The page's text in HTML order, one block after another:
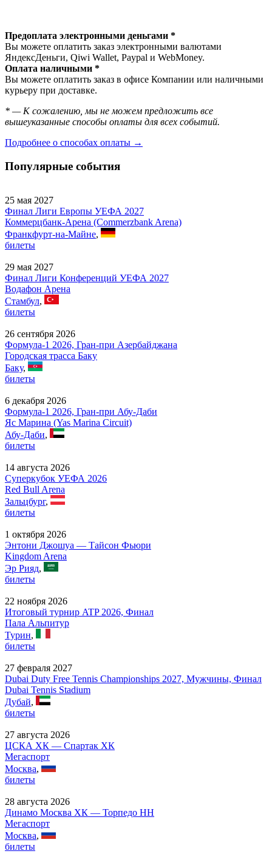
Предоплата электронными деньгами *
Вы можете оплатить заказ электронными валютами
ЯндексДеньги, Qiwi Wallet, Paypal и WebMoney.
Оплата наличными *
Вы можете оплатить заказ в офисе Компании или наличными
курьеру при доставке.
* — К сожалению, мы не можем предложить все
вышеуказанные способы оплаты для всех событий.
Подробнее о способах оплаты →
Популярные события
25 мая 2027
Финал Лиги Европы УЕФА 2027
Коммерцбанк-Арена (Commerzbank Arena)
Франкфурт-на-Майне,
билеты
29 мая 2027
Финал Лиги Конференций УЕФА 2027
Водафон Арена
Стамбул,
билеты
26 сентября 2026
Формула-1 2026, Гран-при Азербайджана
Городская трасса Баку
Баку,
билеты
6 декабря 2026
Формула-1 2026, Гран-при Абу-Даби
Яс Марина (Yas Marina Circuit)
Абу-Даби,
билеты
14 августа 2026
Суперкубок УЕФА 2026
Red Bull Arena
Зальцбург,
билеты
1 октября 2026
Энтони Джошуа — Тайсон Фьюри
Kingdom Arena
Эр Рияд,
билеты
22 ноября 2026
Итоговый турнир ATP 2026, Финал
Пала Альпитур
Турин,
билеты
27 февраля 2027
Dubai Duty Free Tennis Championships 2027, Мужчины, Финал
Dubai Tennis Stadium
Дубай,
билеты
27 августа 2026
ЦСКА ХК — Спартак ХК
Мегаспорт
Москва,
билеты
28 августа 2026
Динамо Москва ХК — Торпедо НН
Мегаспорт
Москва,
билеты